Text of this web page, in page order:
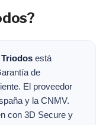
está
de
El proveedor
y la CNMV.
con 3D Secure y